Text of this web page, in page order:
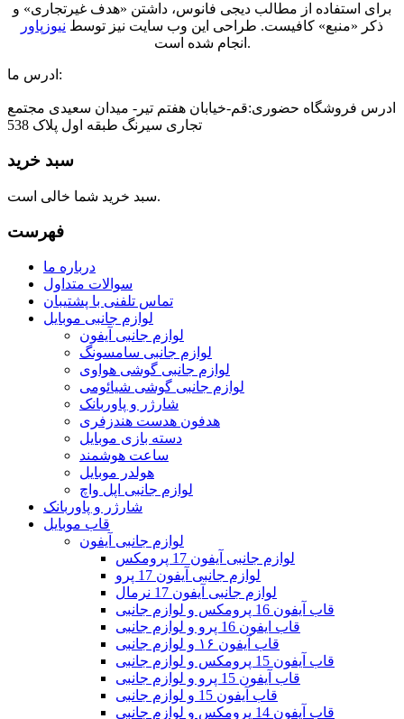
برای استفاده از مطالب دیجی فانوس، داشتن «هدف غیرتجاری» و
ذکر «منبع» کافیست. طراحی این وب سایت نیز توسط نیوزپاور
انجام شده است.
ادرس ما:
ادرس فروشگاه حضوری:قم-خیابان هفتم تیر- میدان سعیدی مجتمع
تجاری سیرنگ طبقه اول پلاک 538
سبد خرید
سبد خرید شما خالی است.
فهرست
درباره ما
سوالات متداول
تماس تلفنی با پشتیبان
لوازم جانبی موبایل
لوازم جانبی آیفون
لوازم جانبی سامسونگ
لوازم جانبی گوشی هواوی
لوازم جانبی گوشی شیائومی
شارژر و پاوربانک
هدفون هدست هندزفری
دسته بازی موبایل
ساعت هوشمند
هولدر موبایل
لوازم جانبی اپل واچ
شارژر و پاوربانک
قاب موبایل
لوازم جانبی آیفون
لوازم جانبی آیفون 17 پرومکس
لوازم جانبی آیفون 17 پرو
لوازم جانبی آیفون 17 نرمال
قاب آیفون 16 پرومکس و لوازم جانبی
قاب ایفون 16 پرو و لوازم جانبی
قاب آیفون ۱۶ و لوازم جانبی
قاب آیفون 15 پرومکس و لوازم جانبی
قاب آیفون 15 پرو و لوازم جانبی
قاب آیفون 15 و لوازم جانبی
قاب آیفون 14 پرومکس و لوازم جانبی